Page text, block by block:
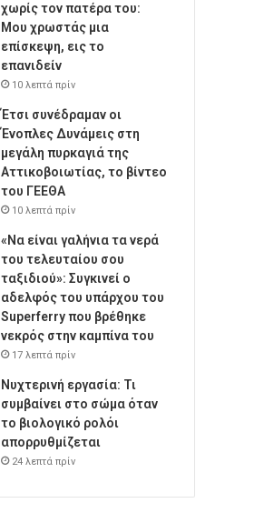
χωρίς τον πατέρα του:
Μου χρωστάς μια
επίσκεψη, εις το
επανιδείν
10 λεπτά πρίν
Έτσι συνέδραμαν οι
Ένοπλες Δυνάμεις στη
μεγάλη πυρκαγιά της
Αττικοβοιωτίας, το βίντεο
του ΓΕΕΘΑ
10 λεπτά πρίν
«Να είναι γαλήνια τα νερά
του τελευταίου σου
ταξιδιού»: Συγκινεί ο
αδελφός του υπάρχου του
Superferry που βρέθηκε
νεκρός στην καμπίνα του
17 λεπτά πρίν
Νυχτερινή εργασία: Τι
συμβαίνει στο σώμα όταν
το βιολογικό ρολόι
απορρυθμίζεται
24 λεπτά πρίν